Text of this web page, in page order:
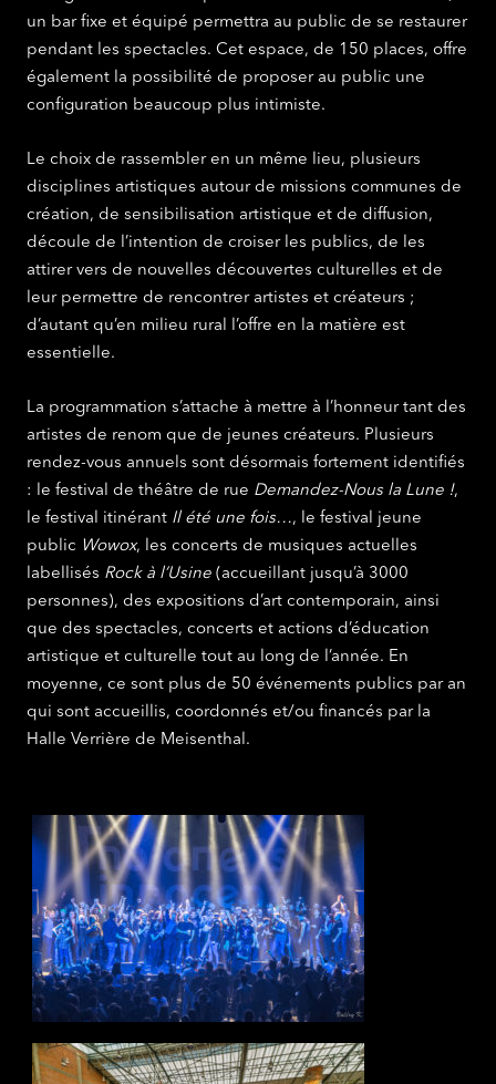
un bar fixe et équipé permettra au public de se restaurer
pendant les spectacles. Cet espace, de 150 places, offre
également la possibilité de proposer au public une
configuration beaucoup plus intimiste.
Le choix de rassembler en un même lieu, plusieurs
disciplines artistiques autour de missions communes de
création, de sensibilisation artistique et de diffusion,
découle de l’intention de croiser les publics, de les
attirer vers de nouvelles découvertes culturelles et de
leur permettre de rencontrer artistes et créateurs ;
d’autant qu’en milieu rural l’offre en la matière est
essentielle.
La programmation s’attache à mettre à l’honneur tant des
artistes de renom que de jeunes créateurs. Plusieurs
rendez-vous annuels sont désormais fortement identifiés
: le festival de théâtre de rue Demandez-Nous la Lune !,
le festival itinérant Il été une fois…, le festival jeune
public Wowox, les concerts de musiques actuelles
labellisés Rock à l’Usine (accueillant jusqu’à 3000
personnes), des expositions d’art contemporain, ainsi
que des spectacles, concerts et actions d’éducation
artistique et culturelle tout au long de l’année. En
moyenne, ce sont plus de 50 événements publics par an
qui sont accueillis, coordonnés et/ou financés par la
Halle Verrière de Meisenthal.